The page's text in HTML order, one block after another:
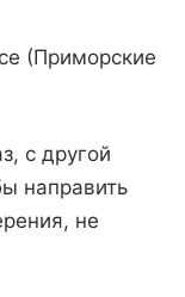
(Приморские
с другой
направить
не